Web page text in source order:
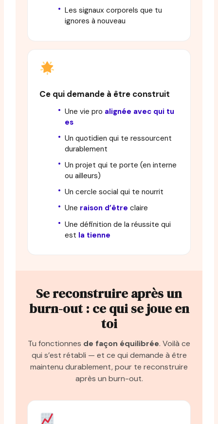
Les signaux corporels que tu
ignores à nouveau
Ce qui demande à être construit
Une vie pro alignée avec qui tu
es
Un quotidien qui te ressourcent
durablement
Un projet qui te porte (en interne
ou ailleurs)
Un cercle social qui te nourrit
Une raison d’être claire
Une définition de la réussite qui
est la tienne
Se reconstruire après un
burn-out : ce qui se joue en
toi
Tu fonctionnes de façon équilibrée. Voilà ce
qui s’est rétabli — et ce qui demande à être
maintenu durablement, pour te reconstruire
après un burn-out.